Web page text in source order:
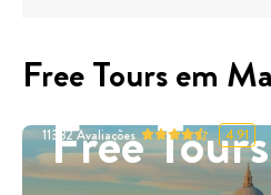
Free Tours em
Free
11332Avaliações 4.91